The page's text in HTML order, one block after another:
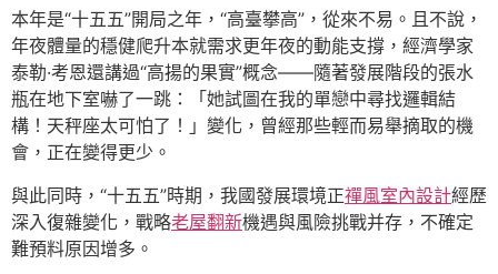
本年是“十五五”開局之年，“高臺攀高”，從來不易。且不說，
年夜體量的穩健爬升本就需求更年夜的動能支撐，經濟學家
泰勒·考恩還講過“高揚的果實”概念——隨著發展階段的張水
瓶在地下室嚇了一跳：「她試圖在我的單戀中尋找邏輯結
構！天秤座太可怕了！」變化，曾經那些輕而易舉摘取的機
會，正在變得更少。
與此同時，“十五五”時期，我國發展環境正禪風室內設計經歷
深入復雜變化，戰略老屋翻新機遇與風險挑戰并存，不確定
難預料原因增多。